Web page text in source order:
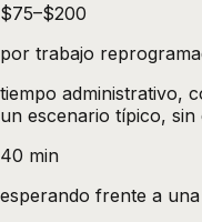
$75–$200
por trabajo
tiempo administrativo,
un escenario típico,
40 min
esperando frente a